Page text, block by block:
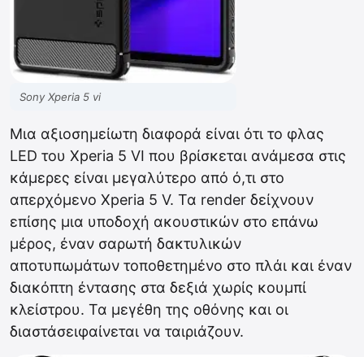
Sony Xperia 5 vi
Μια αξιοσημείωτη διαφορά είναι ότι το φλας
LED του Xperia 5 VI που βρίσκεται ανάμεσα στις
κάμερες είναι μεγαλύτερο από ό,τι στο
απερχόμενο Xperia 5 V. Τα render δείχνουν
επίσης μια υποδοχή ακουστικών στο επάνω
μέρος, έναν σαρωτή δακτυλικών
αποτυπωμάτων τοποθετημένο στο πλάι και έναν
διακόπτη έντασης στα δεξιά χωρίς κουμπί
κλείστρου. Τα μεγέθη της οθόνης και οι
διαστάσειφαίνεται να ταιριάζουν.